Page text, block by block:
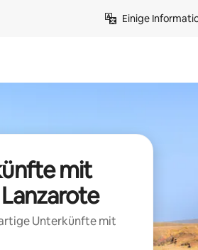
Einige
mit
Unterkünfte mit